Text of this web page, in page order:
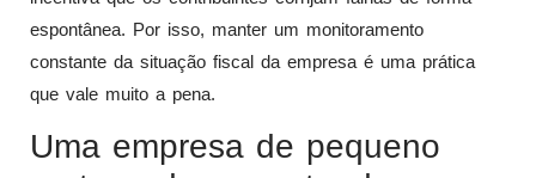
espontânea. Por isso, manter um monitoramento
constante da situação fiscal da empresa é uma prática
que vale muito a pena.
Uma empresa de pequeno